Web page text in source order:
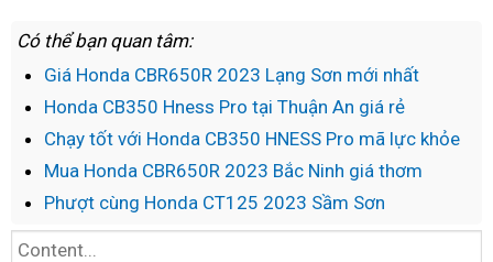
Có thể bạn quan tâm:
Giá Honda CBR650R 2023 Lạng Sơn mới nhất
Honda CB350 Hness Pro tại Thuận An giá rẻ
Chạy tốt với Honda CB350 HNESS Pro mã lực khỏe
Mua Honda CBR650R 2023 Bắc Ninh giá thơm
Phượt cùng Honda CT125 2023 Sầm Sơn